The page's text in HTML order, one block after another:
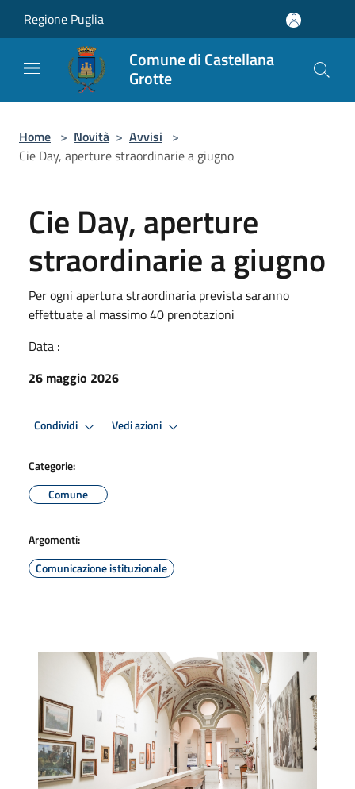
Regione Puglia
Comune di Castellana
Grotte
Home > Novità > Avvisi >
Cie Day, aperture straordinarie a giugno
Cie Day, aperture
straordinarie a giugno
Per ogni apertura straordinaria prevista saranno
effettuate al massimo 40 prenotazioni
Data :
26 maggio 2026
Condividi Vedi azioni
Categorie:
Comune
Argomenti:
Comunicazione istituzionale